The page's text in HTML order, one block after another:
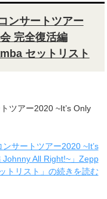
ンサートツアー
完全復活編
セットリスト
ツアー2020 ~It’s Only
サートツアー2020 ~It’s
Johnny All Right!~」Zepp
トリスト」の続きを読む